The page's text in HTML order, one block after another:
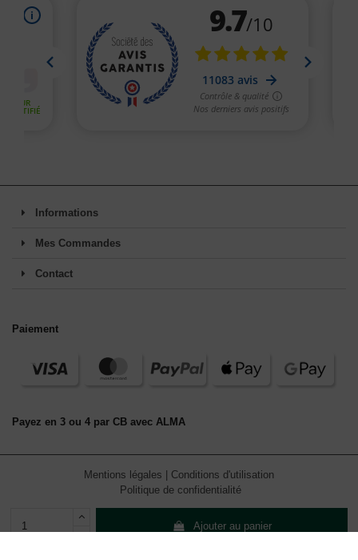
Ajouter au panier
Informations
Mes Commandes
Contact
Paiement
Payez en 3 ou 4 par CB avec ALMA
Mentions légales
Conditions d'utilisation
Politique de confidentialité